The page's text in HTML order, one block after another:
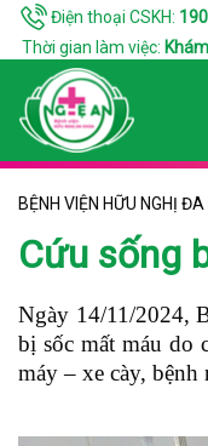
Điện thoại CSKH:
Thời gian làm việc:
BỆNH VIỆN HỮU NGHỊ
Cứu sống
Ngày 14/11/2024,
bị sốc mất máu do
máy – xe cày,